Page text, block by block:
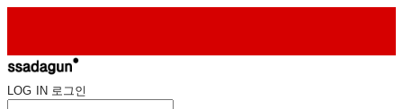
LOG IN 로그인